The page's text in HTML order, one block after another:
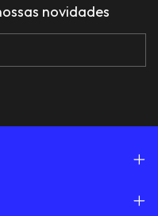
novidades